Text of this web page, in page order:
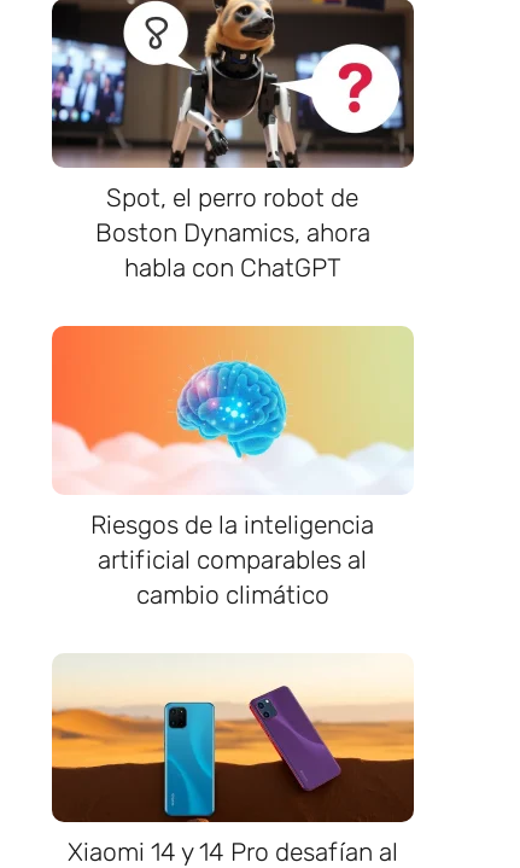
Spot, el perro robot de
Boston Dynamics, ahora
habla con ChatGPT
Riesgos de la inteligencia
artificial comparables al
cambio climático
Xiaomi 14 y 14 Pro desafían al